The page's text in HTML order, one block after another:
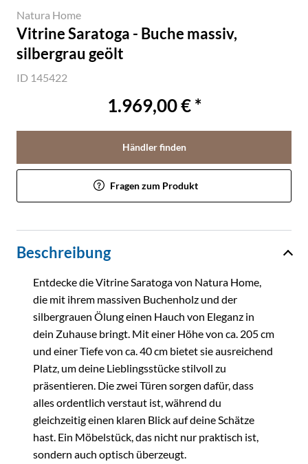
Natura Home
Vitrine Saratoga - Buche massiv,
silbergrau geölt
ID 145422
1.969,00 € *
Händler finden
Fragen zum Produkt
Beschreibung
Entdecke die Vitrine Saratoga von Natura Home,
die mit ihrem massiven Buchenholz und der
silbergrauen Ölung einen Hauch von Eleganz in
dein Zuhause bringt. Mit einer Höhe von ca. 205 cm
und einer Tiefe von ca. 40 cm bietet sie ausreichend
Platz, um deine Lieblingsstücke stilvoll zu
präsentieren. Die zwei Türen sorgen dafür, dass
alles ordentlich verstaut ist, während du
gleichzeitig einen klaren Blick auf deine Schätze
hast. Ein Möbelstück, das nicht nur praktisch ist,
sondern auch optisch überzeugt.